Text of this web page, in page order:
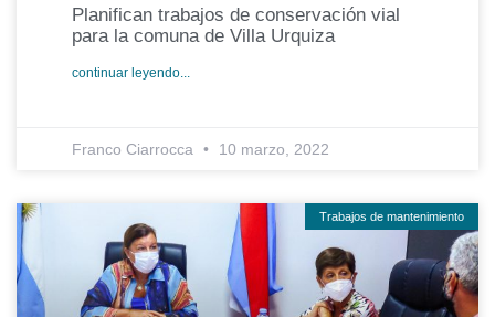
Planifican trabajos de conservación vial
para la comuna de Villa Urquiza
continuar leyendo...
Franco Ciarrocca 10 marzo, 2022
Trabajos de mantenimiento